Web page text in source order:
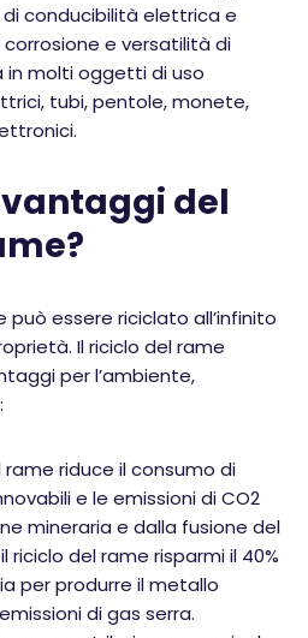
conducibilità elettrica e
e versatilità di
in molti oggetti di uso
tubi, pentole, monete,
del
essere riciclato all’infinito
Il riciclo del rame
per l’ambiente,
riduce il consumo di
e le emissioni di CO2
mineraria e dalla fusione del
riciclo del rame risparmi il 40%
per produrre il metallo
di gas serra.